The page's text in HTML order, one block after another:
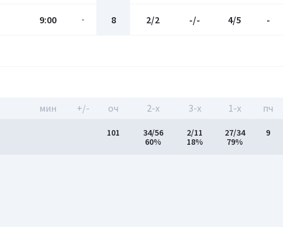
9:00 - 8 2/2 -/- 4/5 -
мин +/- оч 2-x 3-x 1-x пч
101
34/56
60%
2/11
18%
27/34
79%
9